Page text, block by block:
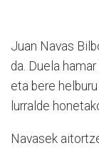
Juan Navas
da. Duela
eta bere
lurralde
Navasek